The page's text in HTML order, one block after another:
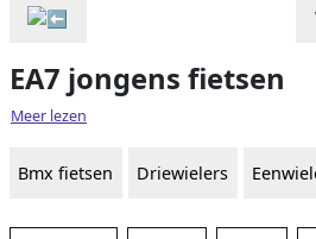
EA7 jongens fietsen
Meer lezen
Bmx fietsen Driewielers